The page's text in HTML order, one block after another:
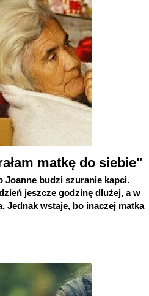
matkę do siebie"
Joanne budzi szuranie kapci.
jeszcze godzinę dłużej, a w
Jednak wstaje, bo inaczej matka